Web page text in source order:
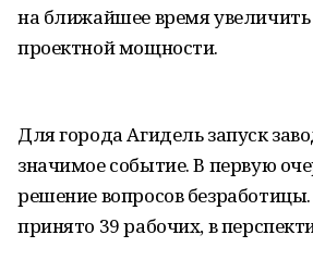
на ближайшее время увеличить
проектной мощности.
Для города Агидель запуск
значимое событие. В первую
решение вопросов
принято 39 рабочих, в